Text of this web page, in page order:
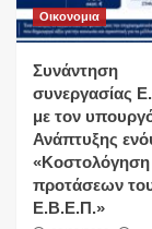
Οικονομια
Συνάντηση
συνεργασίας
με τον
Ανάπτυξης
προτάσεων
Ε.Β.Ε.Π.»